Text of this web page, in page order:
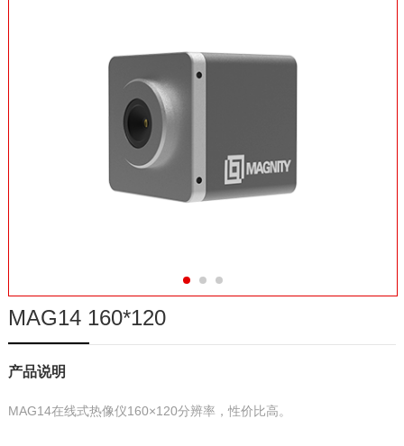
MAG14 160*120
产品说明
MAG14在线式热像仪160×120分辨率，性价比高。